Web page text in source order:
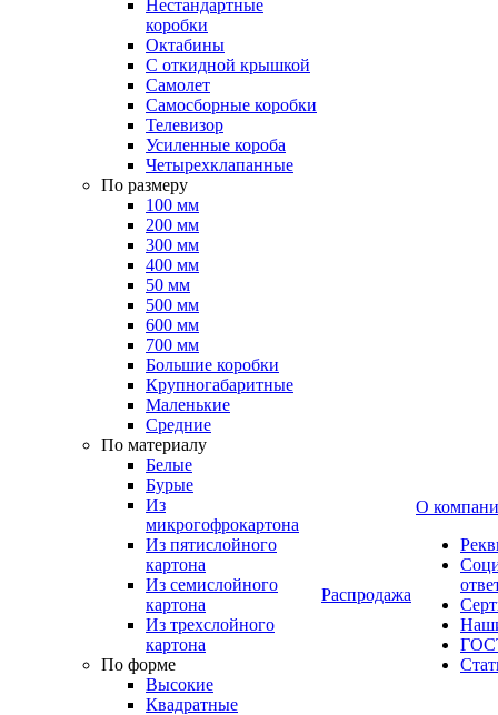
Нестандартные
коробки
Октабины
С откидной крышкой
Самолет
Самосборные коробки
Телевизор
Усиленные короба
Четырехклапанные
По размеру
100 мм
200 мм
300 мм
400 мм
50 мм
500 мм
600 мм
700 мм
Большие коробки
Крупногабаритные
Маленькие
Средние
По материалу
Белые
Бурые
Из
микрогофрокартона
Из пятислойного
картона
Из семислойного
картона
Из трехслойного
картона
По форме
Высокие
Квадратные
Распродажа
О